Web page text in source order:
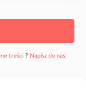
treści? Napisz do nas